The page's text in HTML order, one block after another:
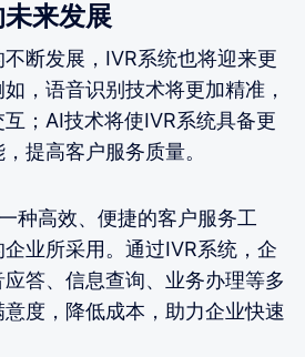
来发展
断发展，IVR系统也将迎来更
，语音识别技术将更加精准，
；AI技术将使IVR系统具备更
提高客户服务质量。
种高效、便捷的客户服务工
业所采用。通过IVR系统，企
答、信息查询、业务办理等多
度，降低成本，助力企业快速